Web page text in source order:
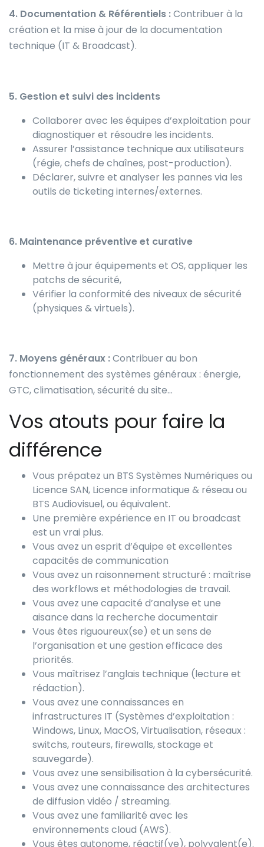
4. Documentation & Référentiels :Contribuer à la
création et la mise à jour de la documentation
technique (IT & Broadcast).
5. Gestion et suivi des incidents
Collaborer avec les équipes d’exploitation pour
diagnostiquer et résoudre les incidents.
Assurer l’assistance technique aux utilisateurs
(régie, chefs de chaînes, post-production).
Déclarer, suivre et analyser les pannes via les
outils de ticketing internes/externes.
6. Maintenance préventive et curative
Mettre à jour équipements et OS, appliquer les
patchs de sécurité,
Vérifier la conformité des niveaux de sécurité
(physiques & virtuels).
7. Moyens généraux :Contribuer au bon
fonctionnement des systèmes généraux : énergie,
GTC, climatisation, sécurité du site…
Vos atouts pour faire la
différence
Vous prépatez un BTS Systèmes Numériques ou
Licence SAN, Licence informatique & réseau ou
BTS Audiovisuel, ou équivalent.
Une première expérience en IT ou broadcast
est un vrai plus.
Vous avez un esprit d’équipe et excellentes
capacités de communication
Vous avez un raisonnement structuré : maîtrise
des workflows et méthodologies de travail.
Vous avez une capacité d’analyse et une
aisance dans la recherche documentair
Vous êtes riguoureux(se) et un sens de
l’organisation et une gestion efficace des
priorités.
Vous maîtrisez l’anglais technique (lecture et
rédaction).
Vous avez une connaissances en
infrastructures IT (Systèmes d’exploitation :
Windows, Linux, MacOS, Virtualisation, réseaux :
switchs, routeurs, firewalls, stockage et
sauvegarde).
Vous avez une sensibilisation à la cybersécurité.
Vous avez une connaissance des architectures
de diffusion vidéo / streaming.
Vous avez une familiarité avec les
environnements cloud (AWS).
Vous êtes autonome, réactif(ve), polyvalent(e).